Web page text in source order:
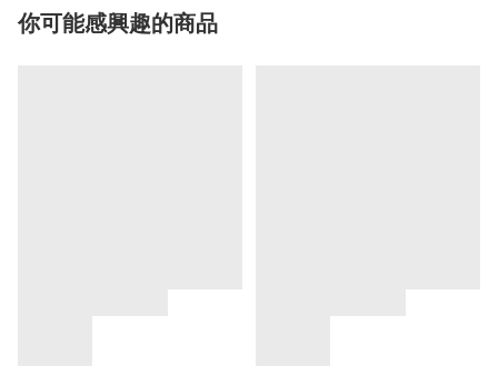
你可能感興趣的商品